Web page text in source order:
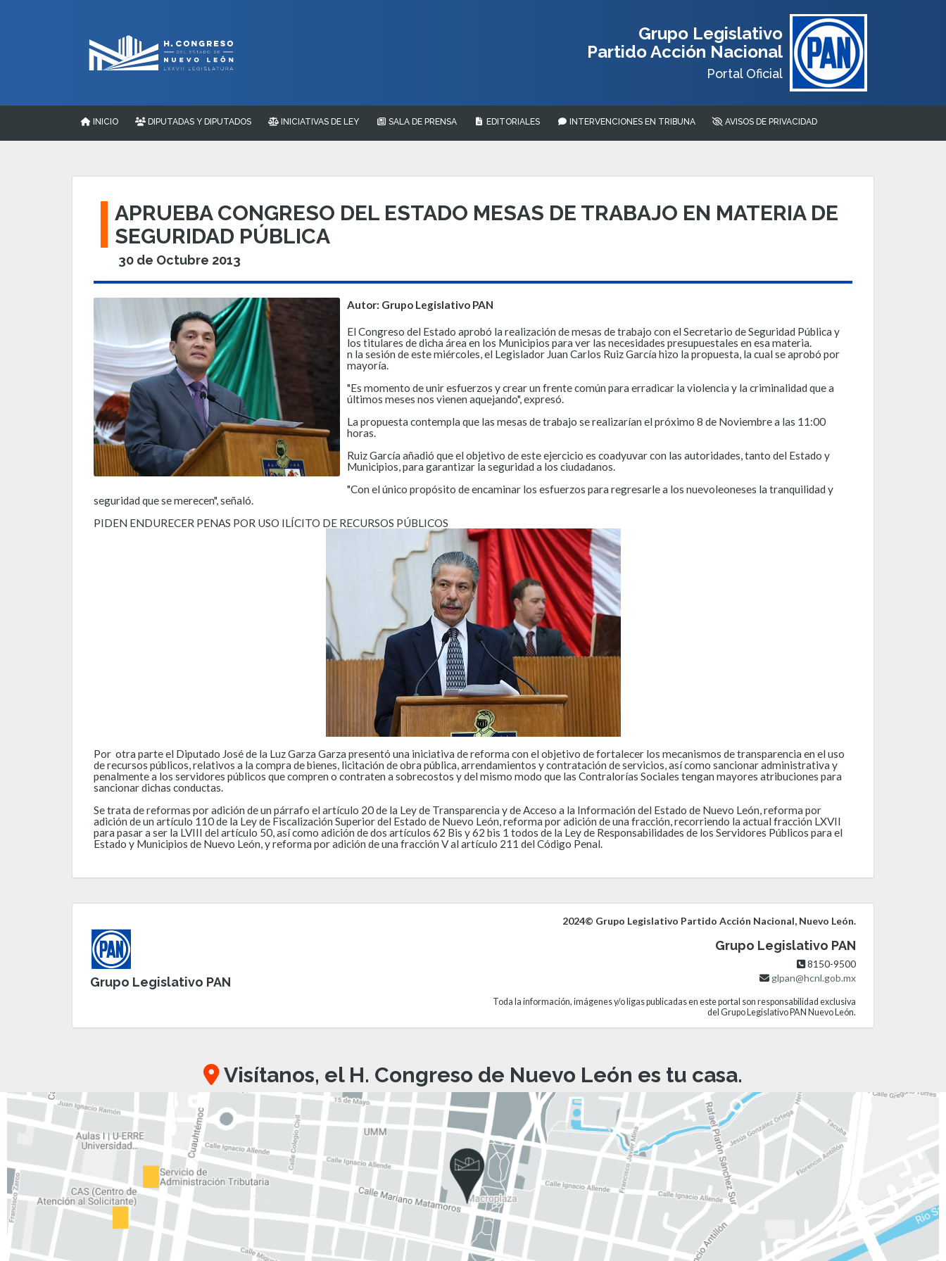
Grupo Legislativo
Partido Acción Nacional
Portal Oficial
INICIO DIPUTADAS Y DIPUTADOS INICIATIVAS DE LEY SALA DE PRENSA EDITORIALES INTERVENCIONES EN TRIBUNA AVISOS DE PRIVACIDAD
APRUEBA CONGRESO DEL ESTADO MESAS DE TRABAJO EN MATERIA DE
SEGURIDAD PÚBLICA
30 de Octubre 2013
Autor: Grupo Legislativo PAN
El Congreso del Estado aprobó la realización de mesas de trabajo con el Secretario de Seguridad Pública y
los titulares de dicha área en los Municipios para ver las necesidades presupuestales en esa materia.
n la sesión de este miércoles, el Legislador Juan Carlos Ruiz García hizo la propuesta, la cual se aprobó por
mayoría.
"Es momento de unir esfuerzos y crear un frente común para erradicar la violencia y la criminalidad que a
últimos meses nos vienen aquejando", expresó.
La propuesta contempla que las mesas de trabajo se realizarían el próximo 8 de Noviembre a las 11:00
horas.
Ruiz García añadió que el objetivo de este ejercicio es coadyuvar con las autoridades, tanto del Estado y
Municipios, para garantizar la seguridad a los ciudadanos.
"Con el único propósito de encaminar los esfuerzos para regresarle a los nuevoleoneses la tranquilidad y
seguridad que se merecen", señaló.
PIDEN ENDURECER PENAS POR USO ILÍCITO DE RECURSOS PÚBLICOS
Por otra parte el Diputado José de la Luz Garza Garza presentó una iniciativa de reforma con el objetivo de fortalecer los mecanismos de transparencia en el uso
de recursos públicos, relativos a la compra de bienes, licitación de obra pública, arrendamientos y contratación de servicios, así como sancionar administrativa y
penalmente a los servidores públicos que compren o contraten a sobrecostos y del mismo modo que las Contralorías Sociales tengan mayores atribuciones para
sancionar dichas conductas.
Se trata de reformas por adición de un párrafo el artículo 20 de la Ley de Transparencia y de Acceso a la Información del Estado de Nuevo León, reforma por
adición de un artículo 110 de la Ley de Fiscalización Superior del Estado de Nuevo León, reforma por adición de una fracción, recorriendo la actual fracción LXVII
para pasar a ser la LVIII del artículo 50, así como adición de dos artículos 62 Bis y 62 bis 1 todos de la Ley de Responsabilidades de los Servidores Públicos para el
Estado y Municipios de Nuevo León, y reforma por adición de una fracción V al artículo 211 del Código Penal.
Grupo Legislativo PAN
2024© Grupo Legislativo Partido Acción Nacional, Nuevo León.
Grupo Legislativo PAN
8150-9500
glpan@hcnl.gob.mx
Toda la información, imágenes y/o ligas publicadas en este portal son responsabilidad exclusiva
del Grupo Legislativo PAN Nuevo León.
Visítanos, el H. Congreso de Nuevo León es tu casa.